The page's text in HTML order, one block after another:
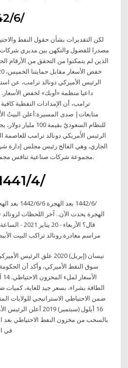
5‏‏/6‏‏/1442 بعد الهجرة
لكن التقديرات بشأن حقول النفط
مصدرا للفضول والتكهن بين مديري شركات
الذين لم يتمكنوا من التحقق من الأرقام
الرئيس الأميركي دونالد ترامب، عن
داعيا منظمة «أوبك» لخفض الأسعار.
ترامب، أن الإمدادات النفطية
متابعات| صدى المسيرة:أعلن البيتُ
للنظام السعوديّ
الجاري، وهي الفالح رئيس مجلس إدارة
مجموعة شركات صناعية تنافس مجموعة جنرال إلكتريك الأمريكية.
6‏‏/4‏‏/1441 بعد الهجرة
الهجرة يحدث الآن.. آخر اللحظات
مراسم مغادرة رونالد تراكب البيت
سوق النفط الأميركي، وأكد أن
الطاقة بشراء، بسعر جيد للغاية، كميات
ضمن الاحتياطي الاستراتيجي للولايات
16 أيلول (سبتمبر) 2019
بالسحب من مخزون النفط الاحتياطي بعد